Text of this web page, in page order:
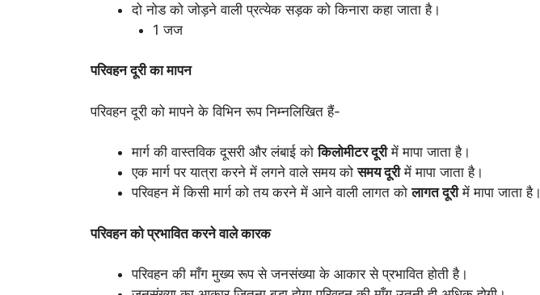
दो नोड को जोड़ने वाली प्रत्येक सड़क को किनारा कहा जाता है।
1 जज
परिवहन दूरी का मापन
परिवहन दूरी को मापने के विभिन रूप निम्नलिखित हैं-
मार्ग की वास्तविक दूसरी और लंबाई कोकिलोमीटर दूरीमें मापा जाता है।
एक मार्ग पर यात्रा करने में लगने वाले समय कोसमय दूरीमें मापा जाता है।
परिवहन में किसी मार्ग को तय करने में आने वाली लागत कोलागत दूरीमें मापा जाता है।
परिवहन को प्रभावित करने वाले कारक
परिवहन की माँग मुख्य रूप से जनसंख्या के आकार से प्रभावित होती है।